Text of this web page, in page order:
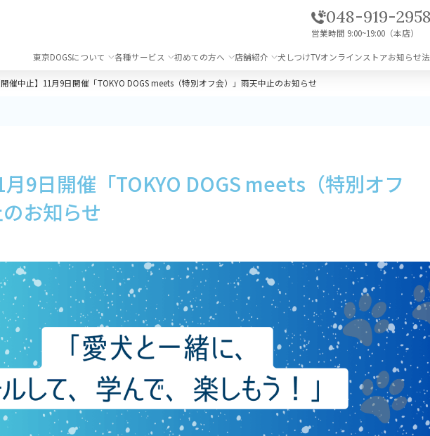
048-919-2958
営業時間 9:00~19:00（本店）
東京DOGSについて 各種サービス 初めての方へ 店舗紹介 犬しつけTVオンラインストアお知らせ
催中止】11月9日開催「TOKYO DOGS meets（特別オフ会）」雨天中止のお知らせ
9日開催「TOKYO DOGS meets（特別オフ
お知らせ